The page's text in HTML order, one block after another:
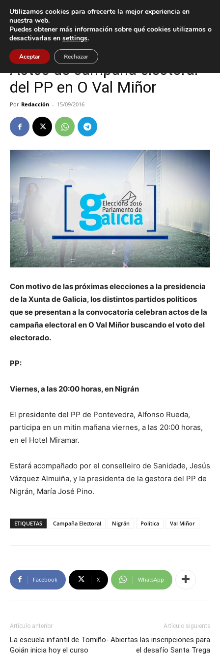
Inicio Nigrán
Nigrán Política
Actos de campaña electoral
del PP en O Val Miñor
Por Redacción - 15/09/2016
Con motivo de las próximas elecciones a la presidencia
de la Xunta de Galicia, los distintos partidos políticos
que se presentan a la convocatoria celebran actos de la
campaña electoral en O Val Miñor buscando el voto del
electorado.
PP:
Viernes, a las 20:00 horas, en Nigrán
El presidente del PP de Pontevedra, Alfonso Rueda,
participa en un mitin mañana viernes, a las 20:00 horas,
en el Hotel Miramar.
Estará acompañado por el conselleiro de Sanidade, Jesús
Vázquez Almuiña, y la presidenta de la gestora del PP de
Nigrán, María José Pino.
ETIQUETAS Campaña Electoral Nigrán Politica Val Miñor
Facebook X WhatsApp
Artículo anterior
La escuela infantil de Tomiño-
Goián inicia hoy el curso
Artículo siguiente
Abiertas las inscripciones para
el desafío Santa Trega
Utilizamos cookies para ofrecerte la mejor experiencia en
nuestra web.
Puedes obtener más información sobre qué cookies utilizamos o
desactivarlas en settings.
Aceptar Rechazar